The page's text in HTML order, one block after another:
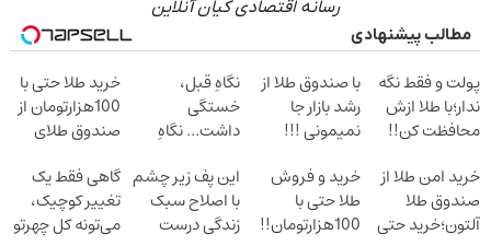
رسانه اقتصادی کیان آنلاین
مطالب پیشنهادی
پولت و فقط نگه
ندار؛با طلا ازش
محافظت کن!!
گذاری
با صندوق طلا از
رشد بازار جا
نمیمونی !!!
شروع کن
نگاهِ قبل،
خستگی
داشت... نگاهِ
بلفا با 25%
تخفیف
خرید طلا حتی با
100هزارتومان از
صندوق طلای
خرید امن طلا از
صندوق طلا
آلتون؛خرید حتی
خرید و فروش
طلا حتی با
100هزارتومان!!
این پف زیر چشم
با اصلاح سبک
زندگی درست
گاهی فقط یک
تغییر کوچیک،
می‌تونه کل چهرتو